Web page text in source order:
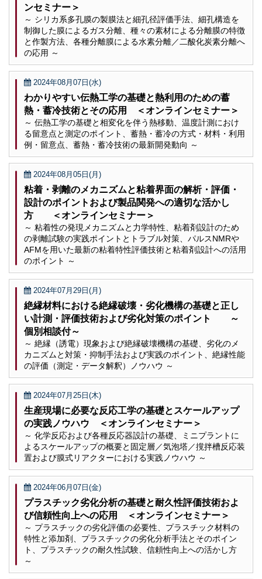
ンセミナー＞
～ シリカ系多孔膜の製膜法と細孔径評価手法、細孔構造を
制御した膜によるガス分離、種々の素材による分離膜の特徴
と作製方法、各種分離膜による水素分離／二酸化炭素分離へ
の応用 ～
2024年08月07日(水)
わかりやすい伝熱工学の基礎と熱利用のための蓄
熱・蓄冷技術とその応用 ＜オンラインセミナー＞
～ 伝熱工学の基礎と相変化を伴う熱移動、温度計測におけ
る留意点と測定のポイント、蓄熱・蓄冷の方式・材料・利用
例・留意点、蓄熱・蓄冷技術の最新開発動向 ～
2024年08月05日(月)
粘着・剥離のメカニズムと粘着界面の解析・評価・
設計のポイントおよび製品関発への適切な活かし
方 ＜オンラインセミナー＞
～ 粘着性の発現メカニズムと力学特性、粘着剤設計のため
の剥離試験の実践ポイントとトラブル対策、パルスNMRや
AFMを用いた最新の粘着特性評価技術と粘着剤設計への活用
のポイント ～
2024年07月29日(月)
絶縁材料における絶縁破壊・劣化機構の基礎と正し
い計測・評価技術および劣化対策のポイント ～
個別相談付～
～ 絶縁（誘電）現象および絶縁破壊機構の基礎、劣化のメ
カニズムと対策・抑制手法および実践のポイント、絶縁性能
の評価（測定・データ解釈）ノウハウ ～
2024年07月25日(木)
生産現場に必要な反応工学の基礎とスケールアップ
の実践ノウハウ ＜オンラインセミナー＞
～ 化学反応および各種反応器設計の基礎、ミニプラントに
よるスケールアップの概要と固定層／気泡塔／撹拌槽反応装
置および膜式リアクターにおける実践ノウハウ ～
2024年06月07日(金)
プラスチック劣化分析の基礎と耐久性評価技術およ
び信頼性向上への応用 ＜オンラインセミナー＞
～ プラスチックの劣化評価の必要性、プラスチック材料の
特性と添加剤、プラスチックの劣化分析手法とそのポイン
ト、プラスチックの耐久性試験、信頼性向上への活かし方
～